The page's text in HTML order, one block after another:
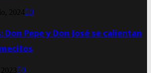
2024 0
Pepe y Don José se calientan
0